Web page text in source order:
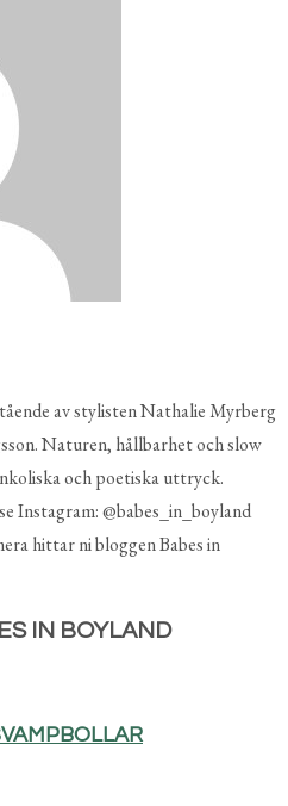
av stylisten Nathalie Myrberg
Naturen, hållbarhet och slow
och poetiska uttryck.
Instagram: @babes_in_boyland
hittar ni bloggen Babes in
IN BOYLAND